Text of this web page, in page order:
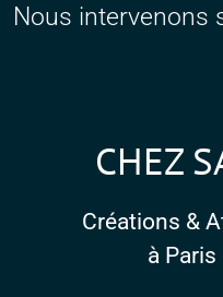
Nous intervenons
CHEZ
Créations &
à